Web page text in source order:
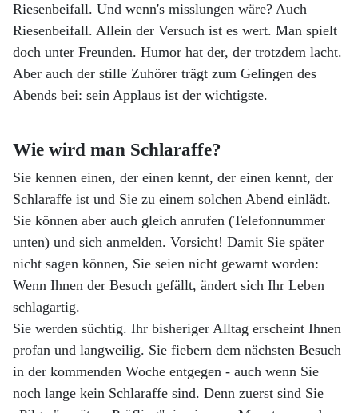
Riesenbeifall. Und wenn's misslungen wäre? Auch
Riesenbeifall. Allein der Versuch ist es wert. Man spielt
doch unter Freunden. Humor hat der, der trotzdem lacht.
Aber auch der stille Zuhörer trägt zum Gelingen des
Abends bei: sein Applaus ist der wichtigste.
Wie wird man Schlaraffe?
Sie kennen einen, der einen kennt, der einen kennt, der
Schlaraffe ist und Sie zu einem solchen Abend einlädt.
Sie können aber auch gleich anrufen (Telefonnummer
unten) und sich anmelden. Vorsicht! Damit Sie später
nicht sagen können, Sie seien nicht gewarnt worden:
Wenn Ihnen der Besuch gefällt, ändert sich Ihr Leben
schlagartig.
Sie werden süchtig. Ihr bisheriger Alltag erscheint Ihnen
profan und langweilig. Sie fiebern dem nächsten Besuch
in der kommenden Woche entgegen - auch wenn Sie
noch lange kein Schlaraffe sind. Denn zuerst sind Sie